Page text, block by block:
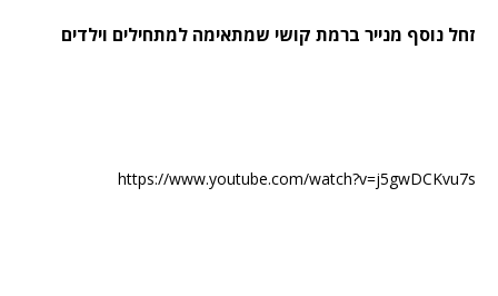
זחל נוסף מנייר ברמת קושי שמתאימה למתחילים וילדים
https://www.youtube.com/watch?v=j5gwDCKvu7s